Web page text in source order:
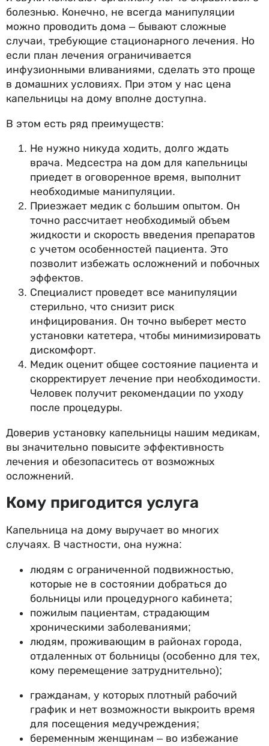
болезнью. Конечно, не всегда манипуляции
можно проводить дома – бывают сложные
случаи, требующие стационарного лечения. Но
если план лечения ограничивается
инфузионными вливаниями, сделать это проще
в домашних условиях. При этом у нас цена
капельницы на дому вполне доступна.
В этом есть ряд преимуществ:
Не нужно никуда ходить, долго ждать
врача. Медсестра на дом для капельницы
приедет в оговоренное время, выполнит
необходимые манипуляции.
Приезжает медик с большим опытом. Он
точно рассчитает необходимый объем
жидкости и скорость введения препаратов
с учетом особенностей пациента. Это
позволит избежать осложнений и побочных
эффектов.
Специалист проведет все манипуляции
стерильно, что снизит риск
инфицирования. Он точно выберет место
установки катетера, чтобы минимизировать
дискомфорт.
Медик оценит общее состояние пациента и
скорректирует лечение при необходимости.
Человек получит рекомендации по уходу
после процедуры.
Доверив установку капельницы нашим медикам,
вы значительно повысите эффективность
лечения и обезопаситесь от возможных
осложнений.
Кому пригодится услуга
Капельница на дому выручает во многих
случаях. В частности, она нужна:
людям с ограниченной подвижностью,
которые не в состоянии добраться до
больницы или процедурного кабинета;
пожилым пациентам, страдающим
хроническими заболеваниями;
людям, проживающим в районах города,
отдаленных от больницы (особенно для тех,
кому перемещение затруднительно);
гражданам, у которых плотный рабочий
график и нет возможности выкроить время
для посещения медучреждения;
беременным женщинам – во избежание